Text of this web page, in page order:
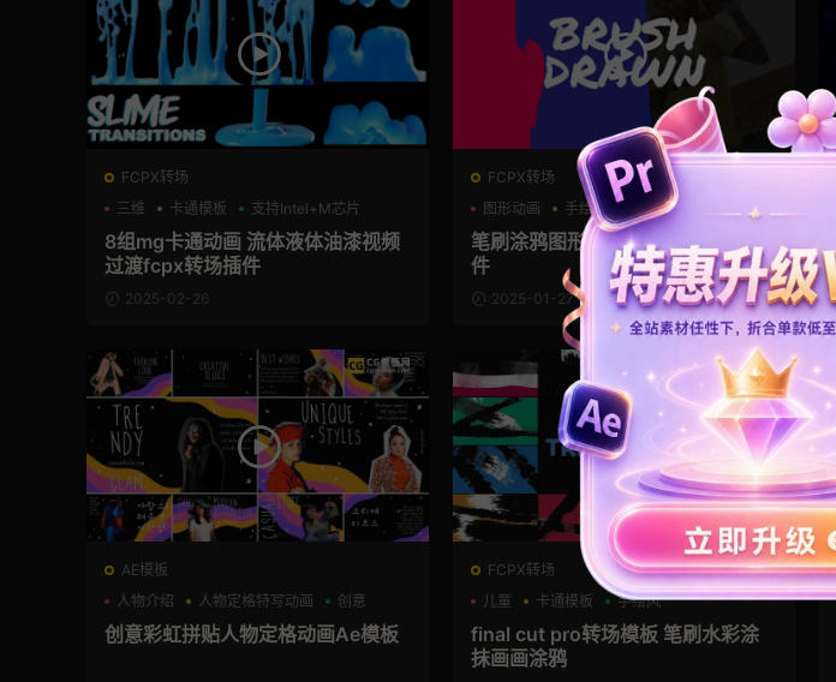
FCPX转场
三维
卡通模板 支持Intel+M芯片
8组mg卡通动画 流体液体油漆视频
过渡fcpx转场插件
2025-02-26
FCPX转场
图形动画
手绘风 支持Intel+M芯片
笔刷涂鸦图形视频过渡fcpx转场插
件
2025-01-27
AE模板
人物介绍
人物定格特写动画 创意
创意彩虹拼贴人物定格动画Ae模板
FCPX转场
儿童
卡通模板 手绘风
final cut pro转场模板 笔刷水彩涂
抹画画涂鸦